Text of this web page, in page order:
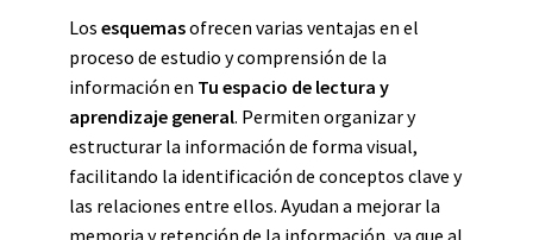
Los esquemasofrecen varias ventajas en el
proceso de estudio y comprensión de la
información en Tu espacio de lectura y
aprendizaje general. Permiten organizar y
estructurar la información de forma visual,
facilitando la identificación de conceptos clave y
las relaciones entre ellos. Ayudan a mejorar la
memoria y retención de la información, ya que al